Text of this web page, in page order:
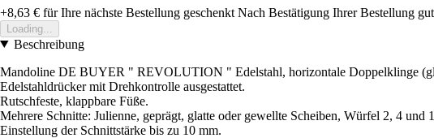
+8,63 € für Ihre nächste Bestellung geschenkt Nach Bestätigung Ihrer Bestellung
Loading...
Beschreibung
Mandoline DE BUYER " REVOLUTION " Edelstahl, horizontale Doppelklinge
Edelstahldrücker mit Drehkontrolle ausgestattet.
Rutschfeste, klappbare Füße.
Mehrere Schnitte: Julienne, geprägt, glatte oder gewellte Scheiben, Würfel 2, 4 und
Einstellung der Schnittstärke bis zu 10 mm.